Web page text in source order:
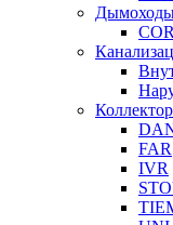
FAR
IVR